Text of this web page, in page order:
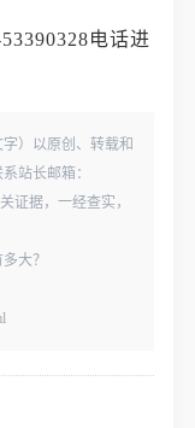
电话进
）以原创、转载和
站长邮箱：
证据，一经查实，
大？